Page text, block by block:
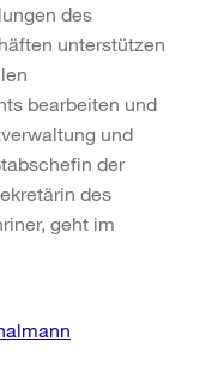
des
unterstützen
bearbeiten und
und
der
des
geht im